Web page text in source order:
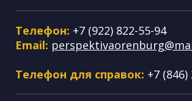
Телефон: +7 (922) 822-55-94
Email:
Телефон для справок: +7 (846)